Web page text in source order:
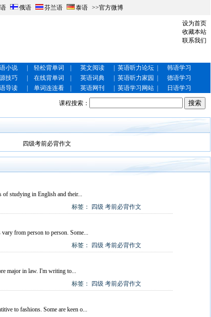
俄语 芬兰语 泰语 >>官方微博
设为首页
收藏本站
联系我们
小说 轻松背单词 英文阅读 英语听力论坛
韩语学习
技巧 在线背单词 英语词典 英语听力家园
德语学习
导读 单词连连看 英语网刊 英语学习网站 日语学习
课程搜索：
四级考前必背作文
of studying in English and their...
标签： 四级 考前必背作文
from person to person. Some...
标签： 四级 考前必背作文
major in law. I'm writing to...
标签： 四级 考前必背作文
to fashions. Some are keen o...